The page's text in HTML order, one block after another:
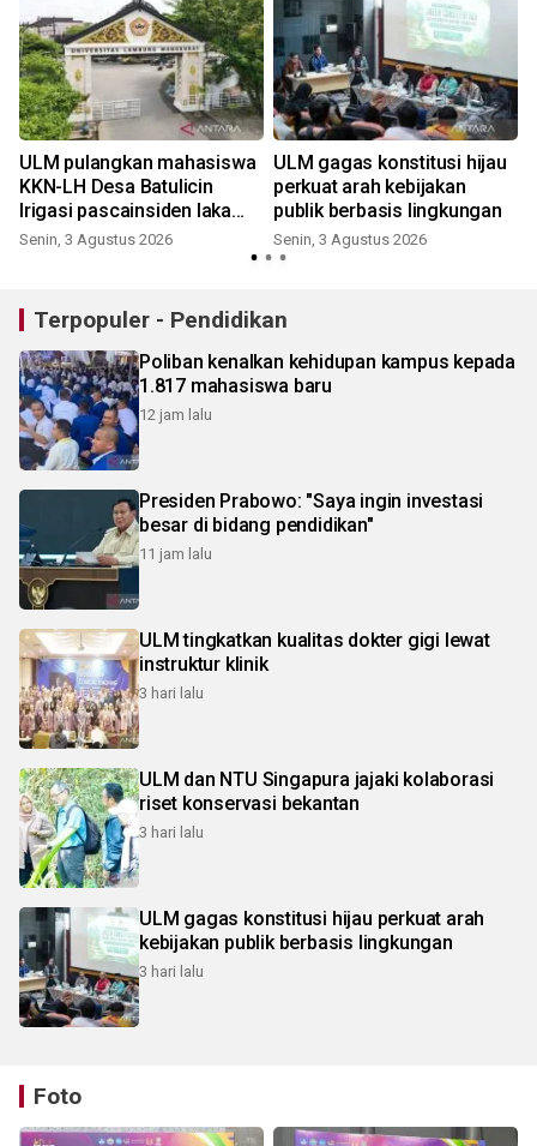
ULM pulangkan mahasiswa
KKN-LH Desa Batulicin
Irigasi pascainsiden laka
maut
Senin, 3 Agustus 2026
ULM gagas konstitusi hijau
perkuat arah kebijakan
publik berbasis lingkungan
Senin, 3 Agustus 2026
Terpopuler - Pendidikan
Poliban kenalkan kehidupan kampus kepada
1.817 mahasiswa baru
12 jam lalu
Presiden Prabowo: "Saya ingin investasi
besar di bidang pendidikan"
11 jam lalu
ULM tingkatkan kualitas dokter gigi lewat
instruktur klinik
3 hari lalu
ULM dan NTU Singapura jajaki kolaborasi
riset konservasi bekantan
3 hari lalu
ULM gagas konstitusi hijau perkuat arah
kebijakan publik berbasis lingkungan
3 hari lalu
Foto